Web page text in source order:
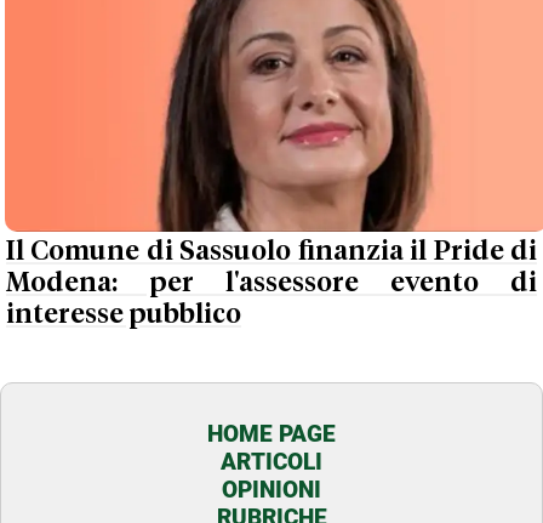
Il Comune di Sassuolo finanzia il Pride di
Modena: per l'assessore evento di
interesse pubblico
HOME PAGE
ARTICOLI
OPINIONI